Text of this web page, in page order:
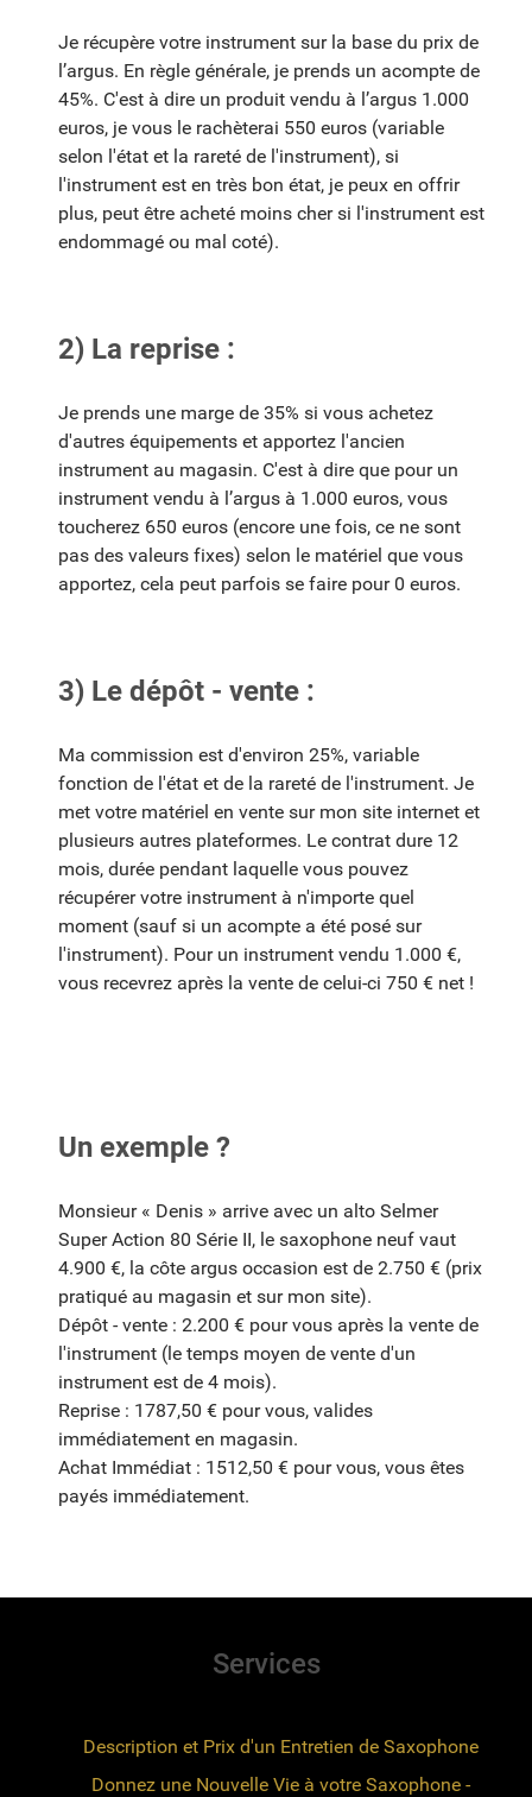
Je récupère votre instrument sur la base du prix de
l’argus. En règle générale, je prends un acompte de
45%. C'est à dire un produit vendu à l’argus 1.000
euros, je vous le rachèterai 550 euros (variable
selon l'état et la rareté de l'instrument), si
l'instrument est en très bon état, je peux en offrir
plus, peut être acheté moins cher si l'instrument est
endommagé ou mal coté).
2) La reprise :
Je prends une marge de 35% si vous achetez
d'autres équipements et apportez l'ancien
instrument au magasin. C'est à dire que pour un
instrument vendu à l’argus à 1.000 euros, vous
toucherez 650 euros (encore une fois, ce ne sont
pas des valeurs fixes) selon le matériel que vous
apportez, cela peut parfois se faire pour 0 euros.
3) Le dépôt - vente :
Ma commission est d'environ 25%, variable
fonction de l'état et de la rareté de l'instrument. Je
met votre matériel en vente sur mon site internet et
plusieurs autres plateformes. Le contrat dure 12
mois, durée pendant laquelle vous pouvez
récupérer votre instrument à n'importe quel
moment (sauf si un acompte a été posé sur
l'instrument). Pour un instrument vendu 1.000 €,
vous recevrez après la vente de celui-ci 750 € net !
Un exemple ?
Monsieur « Denis » arrive avec un alto Selmer
Super Action 80 Série II, le saxophone neuf vaut
4.900 €, la côte argus occasion est de 2.750 € (prix
pratiqué au magasin et sur mon site).
Dépôt - vente : 2.200 € pour vous après la vente de
l'instrument (le temps moyen de vente d'un
instrument est de 4 mois).
Reprise : 1787,50 € pour vous, valides
immédiatement en magasin.
Achat Immédiat : 1512,50 € pour vous, vous êtes
payés immédiatement.
Services
Description et Prix d'un Entretien de Saxophone
Donnez une Nouvelle Vie à votre Saxophone -